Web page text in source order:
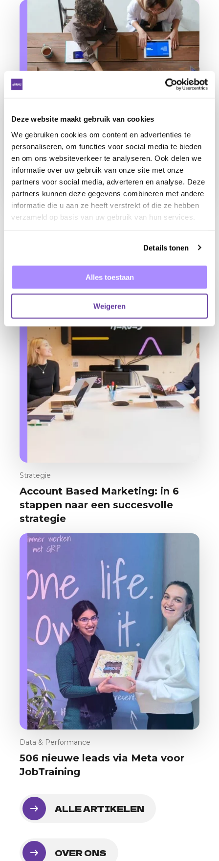
Deze website maakt gebruik van cookies
We gebruiken cookies om content en advertenties te
personaliseren, om functies voor social media te bieden
en om ons websiteverkeer te analyseren. Ook delen we
informatie over uw gebruik van onze site met onze
partners voor social media, adverteren en analyse. Deze
partners kunnen deze gegevens combineren met andere
informatie die u aan ze heeft verstrekt of die ze hebben
verzameld op basis van uw gebruik van hun services.
Details tonen
Alles toestaan
Weigeren
Strategie
De diepte van B2B marketing:
Strategie
Account Based Marketing: in 6
stappen naar een succesvolle
strategie
Data & Performance
506 nieuwe leads via Meta voor
JobTraining
ALLE ARTIKELEN
OVER ONS